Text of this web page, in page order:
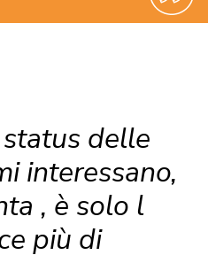
delle
interessano,
, è solo l
più di